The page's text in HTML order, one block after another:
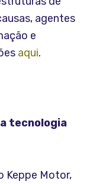
agentes
e
aqui.
tecnologia
Keppe Motor,